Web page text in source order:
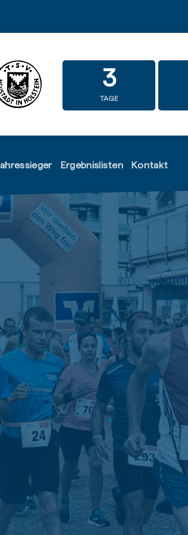
3
TAGE
Ergebnislisten Kontakt